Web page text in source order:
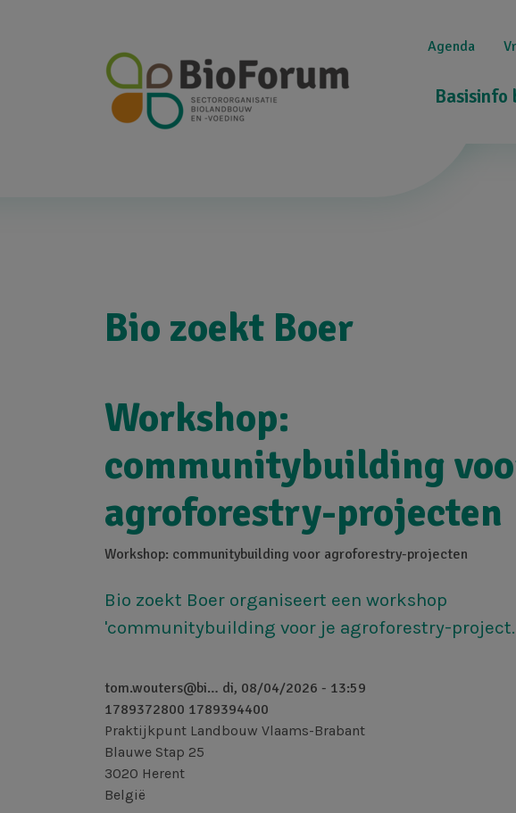
Basisinfo
Top
Agenda
Bio zoekt Boer
Workshop:
communitybuilding
agroforestry-projecten
Workshop: communitybuilding voor agroforestry-projecten
Bio zoekt Boer organiseert een workshop
'communitybuilding voor je agroforestry-project.
tom.wouters@bi… di, 08/04/2026 - 13:59
1789372800 1789394400
Praktijkpunt Landbouw Vlaams-Brabant
Blauwe Stap 25
3020 Herent
België